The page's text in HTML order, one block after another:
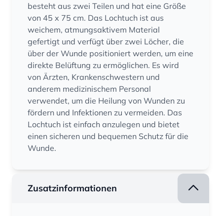
besteht aus zwei Teilen und hat eine Größe
von 45 x 75 cm. Das Lochtuch ist aus
weichem, atmungsaktivem Material
gefertigt und verfügt über zwei Löcher, die
über der Wunde positioniert werden, um eine
direkte Belüftung zu ermöglichen. Es wird
von Ärzten, Krankenschwestern und
anderem medizinischem Personal
verwendet, um die Heilung von Wunden zu
fördern und Infektionen zu vermeiden. Das
Lochtuch ist einfach anzulegen und bietet
einen sicheren und bequemen Schutz für die
Wunde.
Zusatzinformationen